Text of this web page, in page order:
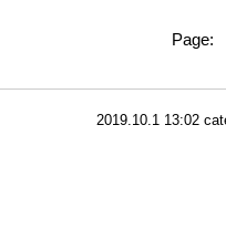
Page:
2019.10.1 13:02